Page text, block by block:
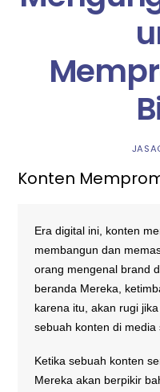
Konten
Era digital ini, konten
membangun dan
orang mengenal brand
beranda Mereka,
karena itu, akan rugi
sebuah konten di media
Ketika sebuah konten
Mereka akan berpikir